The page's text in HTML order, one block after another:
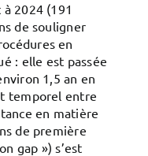
2024 (191
de souligner
en
: elle est passée
1,5 an en
temporel entre
en matière
de première
gap ») s’est